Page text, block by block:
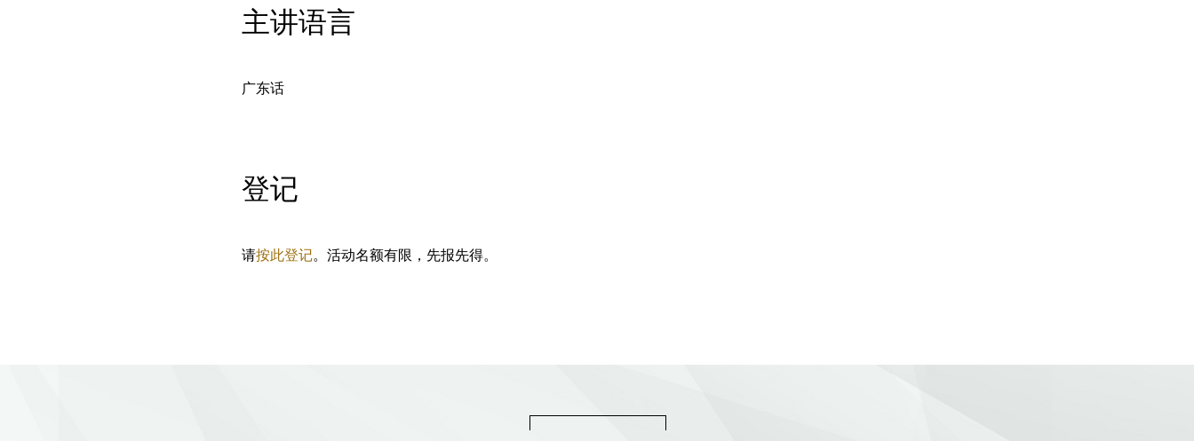
主讲语言
广东话
登记
请按此登记。活动名额有限，先报先得。